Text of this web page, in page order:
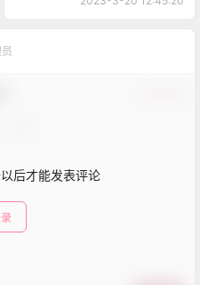
后才能发表评论